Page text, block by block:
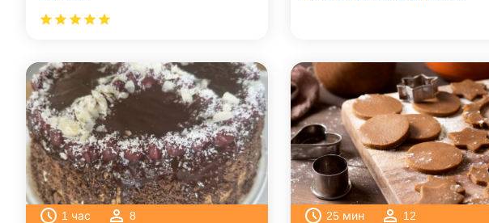
1 час 8 25 мин 12